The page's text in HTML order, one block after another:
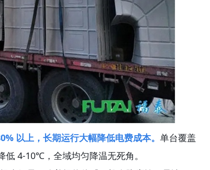
以上，长期运行大幅降低电费成本。 单台覆盖
4-10℃，全域均匀降温无死角。